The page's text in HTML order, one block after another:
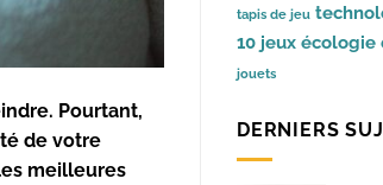
Pourtant,
de votre
meilleures
tapis de jeu
10 jeux écologie
jouets
DERNIERS